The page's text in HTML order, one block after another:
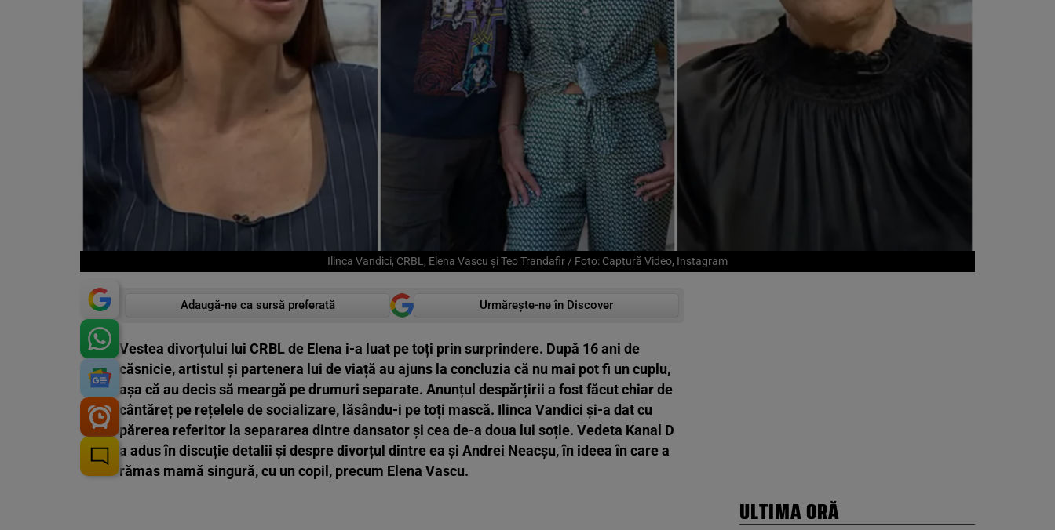
Ilinca Vandici, CRBL, Elena Vascu și Teo Trandafir / Foto: Captură Video, Instagram
Adaugă-ne ca sursă preferată Urmărește-ne în Discover
Vestea divorțului lui CRBL de Elena i-a luat pe toți prin surprindere. După 16 ani de
căsnicie, artistul și partenera lui de viață au ajuns la concluzia că nu mai pot fi un cuplu,
așa că au decis să meargă pe drumuri separate. Anunțul despărțirii a fost făcut chiar de
cântăreț pe rețelele de socializare, lăsându-i pe toți mască. Ilinca Vandici și-a dat cu
părerea referitor la separarea dintre dansator și cea de-a doua lui soție. Vedeta Kanal D
a adus în discuție detalii și despre divorțul dintre ea și Andrei Neacșu, în ideea în care a
rămas mamă singură, cu un copil, precum Elena Vascu.
ULTIMA ORĂ